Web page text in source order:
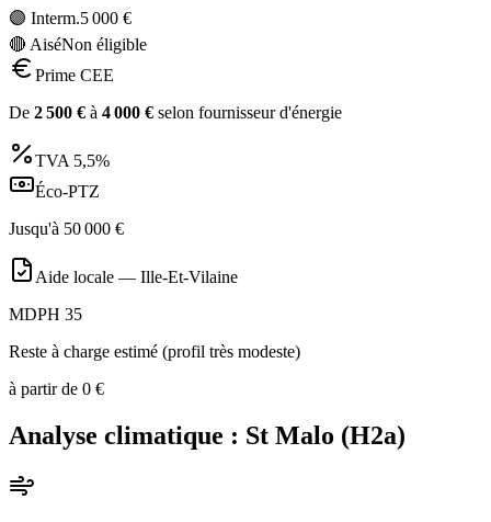
🟣 Interm.5 000 €
🔴 AiséNon éligible
Prime CEE
De 2 500 € à 4 000 € selon fournisseur d'énergie
TVA 5,5%
Éco-PTZ
Jusqu'à 50 000 €
Aide locale — Ille-Et-Vilaine
MDPH 35
Reste à charge estimé (profil très modeste)
à partir de 0 €
Analyse climatique : St Malo (H2a)